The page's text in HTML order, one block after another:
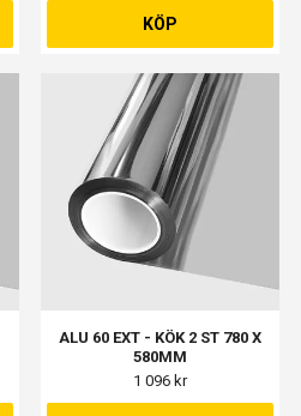
KÖP
ALU 60 EXT - KÖK 2 ST 780 X
580MM
1 096 kr